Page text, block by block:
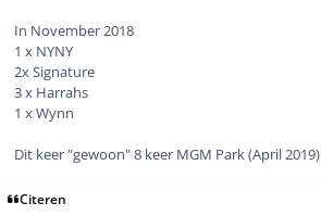
In November 2018
1 x NYNY
2x Signature
3 x Harrahs
1 x Wynn
Dit keer "gewoon" 8 keer MGM Park (April 2019)
Citeren